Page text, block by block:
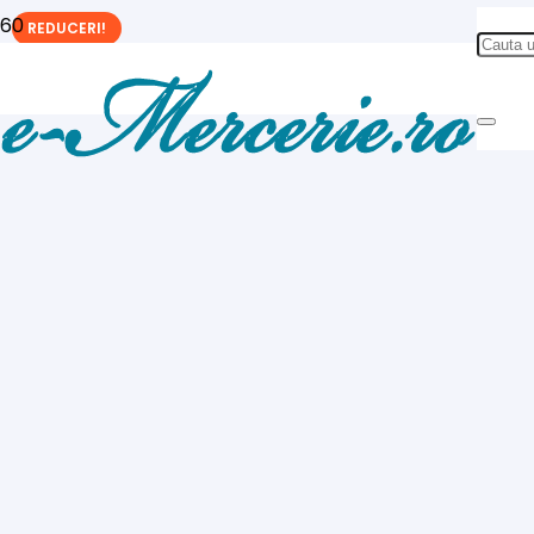
REDUCERI!